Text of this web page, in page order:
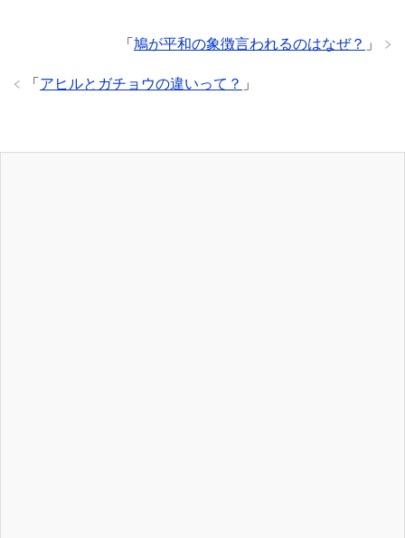
「 鳩が平和の象徴言われるのはなぜ？ 」
「 アヒルとガチョウの違いって？ 」